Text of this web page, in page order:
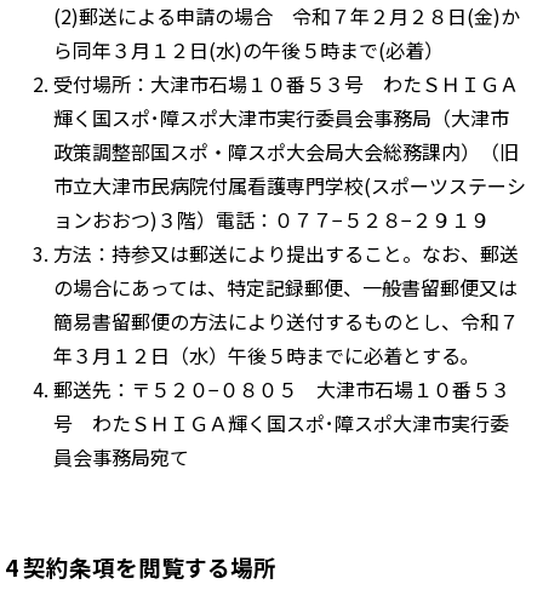
(2)郵送による申請の場合 令和７年２月２８日(金)か
ら同年３月１２日(水)の午後５時まで(必着）
受付場所：大津市石場１０番５３号 わたＳＨＩＧＡ
輝く国スポ･障スポ大津市実行委員会事務局（大津市
政策調整部国スポ・障スポ大会局大会総務課内）（旧
市立大津市民病院付属看護専門学校(スポーツステーシ
ョンおおつ)３階）電話：０７７−５２８−２９１９
方法：持参又は郵送により提出すること。なお、郵送
の場合にあっては、特定記録郵便、一般書留郵便又は
簡易書留郵便の方法により送付するものとし、令和７
年３月１２日（水）午後５時までに必着とする｡
郵送先：〒５２０−０８０５ 大津市石場１０番５３
号 わたＳＨＩＧＡ輝く国スポ･障スポ大津市実行委
員会事務局宛て
4 契約条項を閲覧する場所